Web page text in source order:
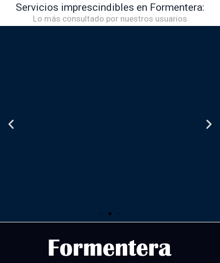
Servicios imprescindibles en Formentera:
Lo más consultado por nuestros usuarios
Alquiler de motos y
bicicletas | 17%